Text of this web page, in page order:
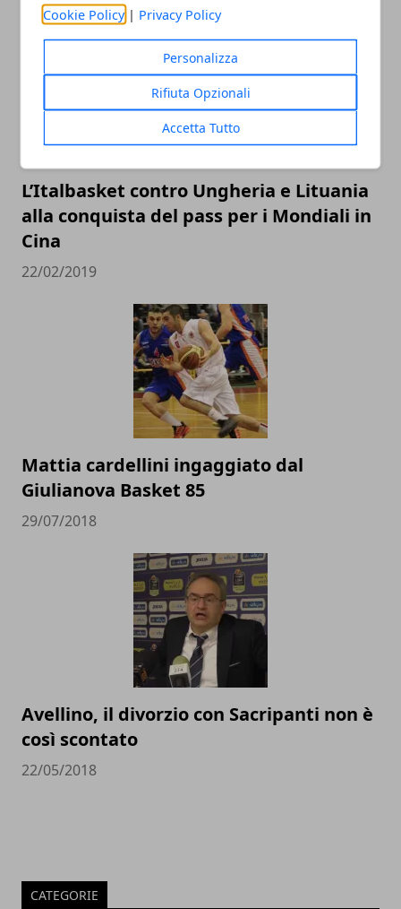
Cookie Policy | Privacy Policy
Personalizza
Rifiuta Opzionali
Accetta Tutto
L’Italbasket contro Ungheria e Lituania
alla conquista del pass per i Mondiali in
Cina
22/02/2019
Mattia cardellini ingaggiato dal
Giulianova Basket 85
29/07/2018
Avellino, il divorzio con Sacripanti non è
così scontato
22/05/2018
CATEGORIE